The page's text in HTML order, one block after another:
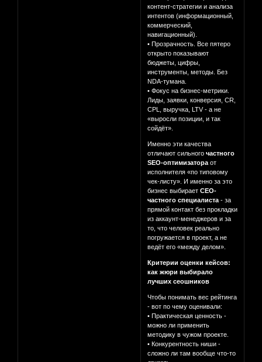
контент-стратегии и анализа
интентов (информационный,
коммерческий,
навигационный).
• Прозрачность. Все пятеро
открыто показывают
бюджеты, цифры,
инструменты, методы. Без
NDA-тумана.
• Фокус на бизнес-метрики.
Лиды, заявки, конверсия, CR,
CPL, выручка, LTV - а не
«выросли позиции, и так
сойдёт».
Именно эти качества
отличают сильногочастного
SEO-оптимизатора от
исполнителя «по типовому
чек-листу». И именно за это
бизнес выбираетСЕО-
частного специалиста - за
прямой контакт без прокладки
из аккаунт-менеджеров и за
то, что человек реально
погружается в проект, а не
ведёт его «между делом».
Критерии оценки кейсов:
как жюри выбирало
лучших сеошников
Чтобы понимать вес рейтинга
- вот по чему оценивали:
• Практическая ценность -
можно ли применить
методику в чужом проекте.
• Конкурентность ниши -
сложно ли там вообще что-то